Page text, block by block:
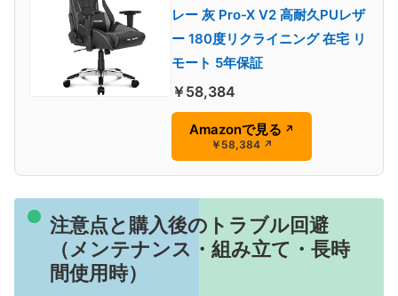
レー 灰 Pro-X V2 高耐久PUレザ
ー 180度リクライニング 在宅 リ
モート 5年保証
￥58,384
Amazonで見る ↗
￥58,384 ↗
注意点と購入後のトラブル回避
（メンテナンス・組み立て・長時
間使用時）